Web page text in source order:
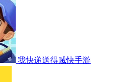
我快递送得贼快手游